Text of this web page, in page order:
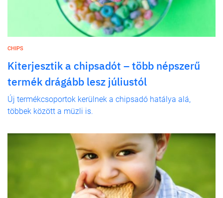
CHIPS
Kiterjesztik a chipsadót – több népszerű
termék drágább lesz júliustól
Új termékcsoportok kerülnek a chipsadó hatálya alá,
többek között a müzli is.